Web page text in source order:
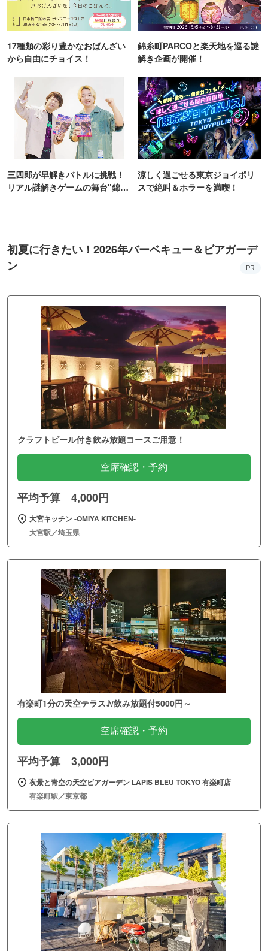
17種類の彩り豊かなおばんざい
から自由にチョイス！
錦糸町PARCOと楽天地を巡る謎
解き企画が開催！
三四郎が早解きバトルに挑戦！
リアル謎解きゲームの舞台"錦糸
涼しく過ごせる東京ジョイポリ
スで絶叫＆ホラーを満喫！
初夏に行きたい！2026年バーベキュー＆ビアガーデ
ン
PR
クラフトビール付き飲み放題コースご用意！
空席確認・予約
平均予算 4,000円
大宮キッチン ‐OMIYA KITCHEN‐
大宮駅／埼玉県
有楽町1分の天空テラス♪/飲み放題付5000円～
空席確認・予約
平均予算 3,000円
夜景と青空の天空ビアガーデン LAPIS BLEU TOKYO 有楽町店
有楽町駅／東京都